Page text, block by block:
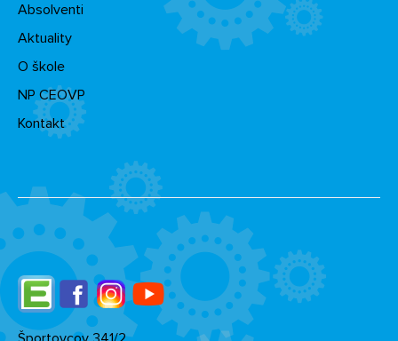
Absolventi
Aktuality
O škole
NP CEOVP
Kontakt
EdupageFacebookInstagramYouTube